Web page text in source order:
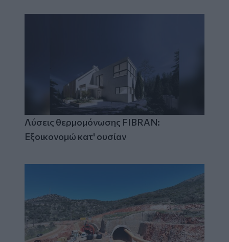
Λύσεις θερμομόνωσης FIBRAN:
Εξοικονομώ κατ' ουσίαν